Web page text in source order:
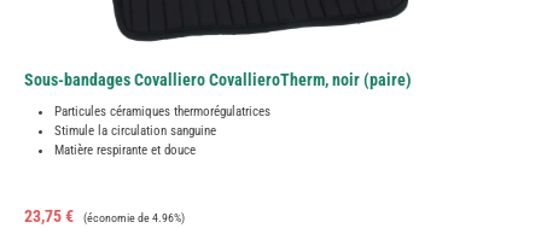
Sous-bandages Covalliero CovallieroTherm, noir (paire)
Particules céramiques thermorégulatrices
Stimule la circulation sanguine
Matière respirante et douce
Prix de vente :
23,75 € Prix régulier :
(économie de 4.96%)